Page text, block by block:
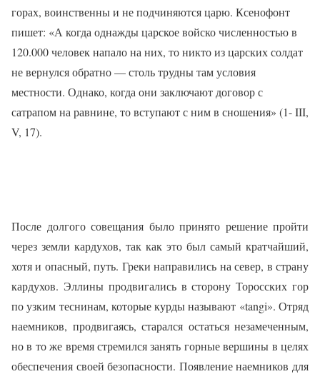
горах, воинственны и не подчиняются царю. Ксенофонт
пишет: «А когда однажды царское войско численностью в
120.000 человек напало на них, то никто из царских солдат
не вернулся обратно — столь трудны там условия
местности. Однако, когда они заключают договор с
сатрапом на равнине, то вступают с ним в сношения» (1- III,
V, 17).
После долгого совещания было принято решение пройти
через земли кардухов, так как это был самый кратчайший,
хотя и опасный, путь. Греки направились на север, в страну
кардухов. Эллины продвигались в сторону Торосских гор
по узким теснинам, которые курды называют «tangi». Отряд
наемников, продвигаясь, старался остаться незамеченным,
но в то же время стремился занять горные вершины в целях
обеспечения своей безопасности. Появление наемников для